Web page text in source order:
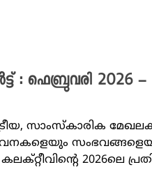
: ഫെബ്രുവരി 2026 –
സാംസ്‌കാരിക
2026ലെ